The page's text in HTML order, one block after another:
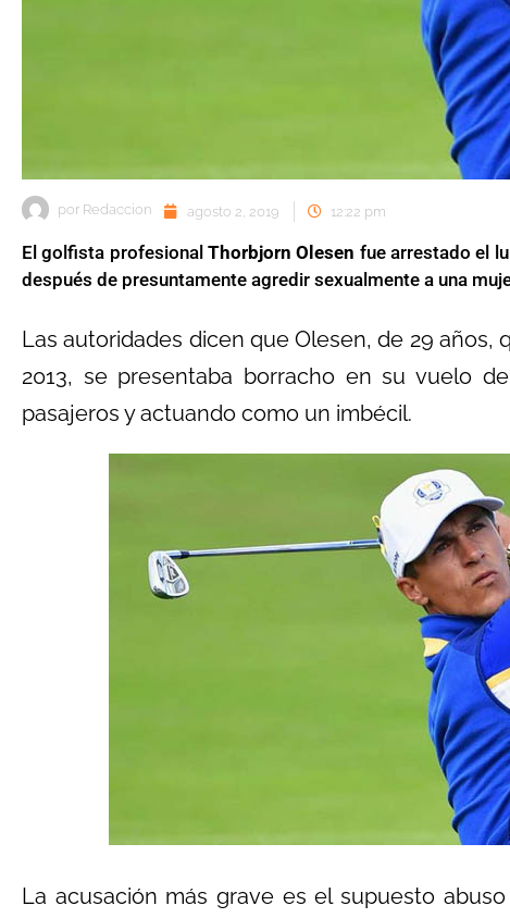
por Redaccion agosto 2, 2019 12:22 pm
El golfista profesional Thorbjorn Olesen fue arrestado el
después de presuntamente agredir sexualmente a una
Las autoridades dicen que Olesen, de 29
2013, se presentaba borracho en su vuelo
pasajeros y actuando como un imbécil.
La acusación más grave es el supuesto